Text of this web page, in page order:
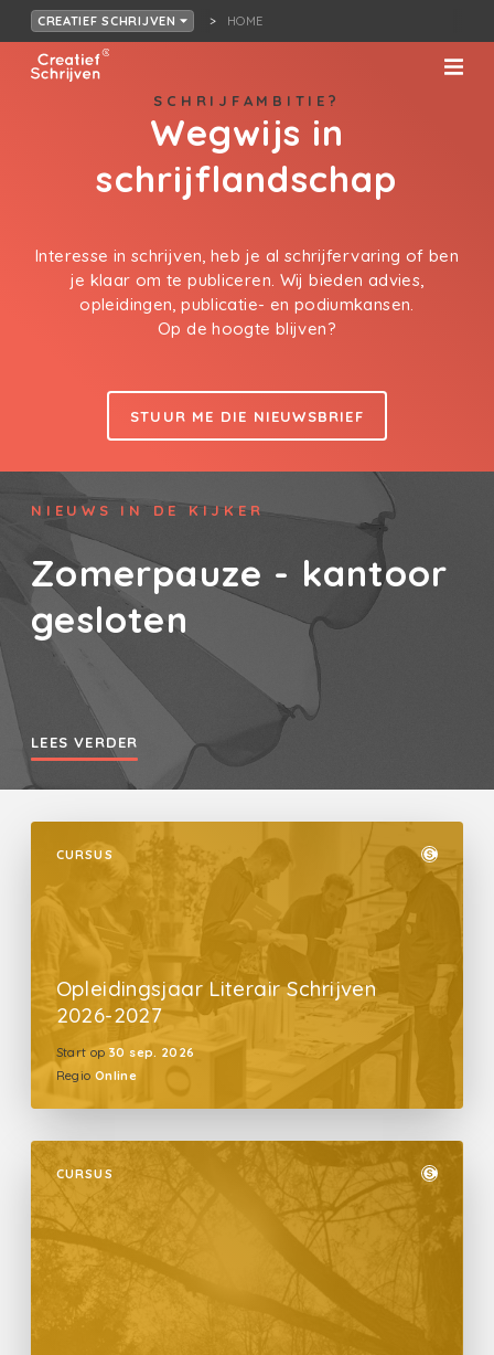
CREATIEF SCHRIJVEN HOME
SCHRIJFAMBITIE?
Wegwijs in
schrijflandschap
Interesse in schrijven, heb je al schrijfervaring of ben
je klaar om te publiceren. Wij bieden advies,
opleidingen, publicatie- en podiumkansen.
Op de hoogte blijven?
STUUR ME DIE NIEUWSBRIEF
NIEUWS IN DE KIJKER
Zomerpauze - kantoor
gesloten
LEES VERDER
CURSUS
Opleidingsjaar Literair Schrijven
2026-2027
Start op 30 sep. 2026
Regio Online
CURSUS